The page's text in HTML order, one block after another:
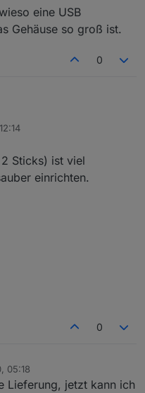
eine USB
Gehäuse so groß ist.
0
dienen. Hast ja recht aber
weitere folgen und will
belassen und weiß nicht
für 14,99 über A..... habe
sich nicht gegenseitig?
hängen.
parallel betreiben und mit
Sticks) ist viel
einrichten.
0
05:18
Lieferung, jetzt kann ich